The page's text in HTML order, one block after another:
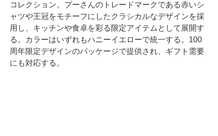
コレクション。プーさんのトレードマークである赤いシ
ャツや王冠をモチーフにしたクラシカルなデザインを採
用し、キッチンや食卓を彩る限定アイテムとして展開す
る。カラーはいずれもハニーイエローで統一する。100
周年限定デザインのパッケージで提供され、ギフト需要
にも対応する。